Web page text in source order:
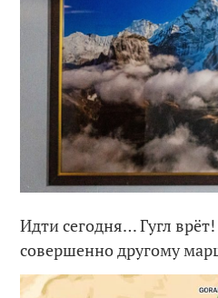
Идти сегодня… Гугл
совершенно другому